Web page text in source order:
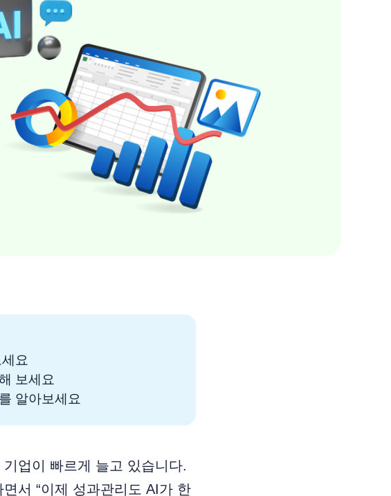
요
보세요
알아보세요
업이 빠르게 늘고 있습니다.
서 “이제 성과관리도 AI가 한